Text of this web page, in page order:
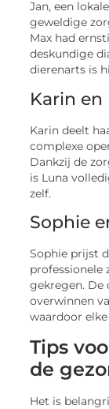
Jan, een
geweldige
Max had
deskundige
dierenarts is
Karin en
Karin deelt
complexe
Dankzij de
is Luna
zelf.
Sophie
Sophie prijst
professionele
gekregen. De
overwinnen
waardoor
Tips
de
Het is